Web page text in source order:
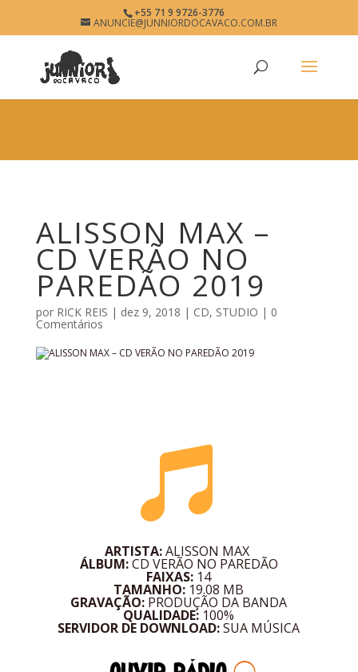
ALISSON MAX
www.junniordocavaco.com.br
+55 71 9 9726-3776
ANUNCIE@JUNNIORDOCAVACO.COM.BR
ALISSON MAX –
CD VERÃO NO
PAREDÃO 2019
por RICK REIS | dez 9, 2018 | CD, STUDIO | 0
Comentários

ARTISTA:ALISSON MAX
ÁLBUM:CD VERÃO NO PAREDÃO
FAIXAS: 14
TAMANHO: 19.08 MB
GRAVAÇÃO: PRODUÇÃO DA BANDA
QUALIDADE: 100%
SERVIDOR DE DOWNLOAD:SUA MÚSICA
× Free - In Google Play View